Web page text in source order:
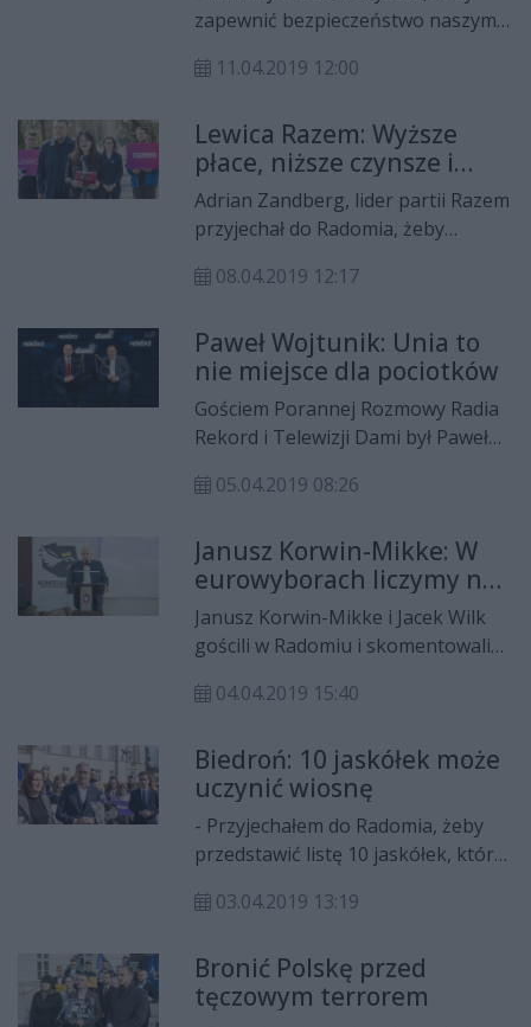
zapewnić bezpieczeństwo naszym
zapowiedział Paweł Wojtunik, były
Europejskiej do Parlamentu
Europejskiego.
11.04.2019 12:00
Lewica Razem: Wyższe
płace, niższe czynsze i
darmowe leki
Adrian Zandberg, lider partii Razem
przyjechał do Radomia, żeby
Razem w wyborach do Parlamentu
liście znalazły się cztery osoby z
regionu radomskiego.
08.04.2019 12:17
Paweł Wojtunik: Unia to
nie miejsce dla pociotków
Gościem Porannej Rozmowy Radia
Rekord i Telewizji Dami był Paweł
CBŚ. Rozmawiał Łukasz Molenda.
05.04.2019 08:26
Janusz Korwin-Mikke: W
eurowyborach liczymy na
20 proc.
Janusz Korwin-Mikke i Jacek Wilk
gościli w Radomiu i skomentowali
prawicowych ugrupowań w
europejskiego. Zdaniem szefa
partii KORWiN, daje to nadzieję na
wysoki wynik wyborczy.
04.04.2019 15:40
Biedroń: 10 jaskółek może
uczynić wiosnę
- Przyjechałem do Radomia, żeby
przedstawić listę 10 jaskółek, które
Mazowszu. Ci kandydaci mogą
czekają Polacy – powiedział Robert
Biedroń podczas prezentacji
03.04.2019 13:19
Bronić Polskę przed
tęczowym terrorem